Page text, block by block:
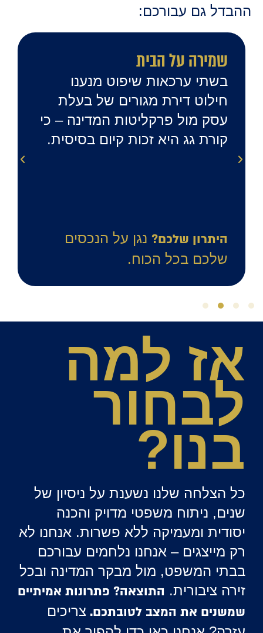
ההבדל גם עבורכם:
שמירה על הבית
בשתי ערכאות שיפוט מנענו
חילוט דירת מגורים של בעלת
עסק מול פרקליטות המדינה – כי
קורת גג היא זכות קיום בסיסית.
היתרון שלכם? נגן על הנכסים
שלכם בכל הכוח.
אז למה
לבחור
בנו?
כל הצלחה שלנו נשענת על ניסיון של
שנים, ניתוח משפטי מדויק והכנה
יסודית ומעמיקה ללא פשרות. אנחנו לא
רק מייצגים – אנחנו נלחמים עבורכם
בבתי המשפט, מול מבקר המדינה ובכל
זירה ציבורית. התוצאה? פתרונות אמיתיים
שמשנים את המצב לטובתכם. צריכים